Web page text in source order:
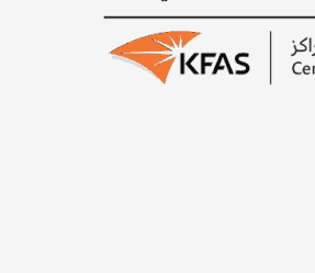
العدد يناير - مارس 2026